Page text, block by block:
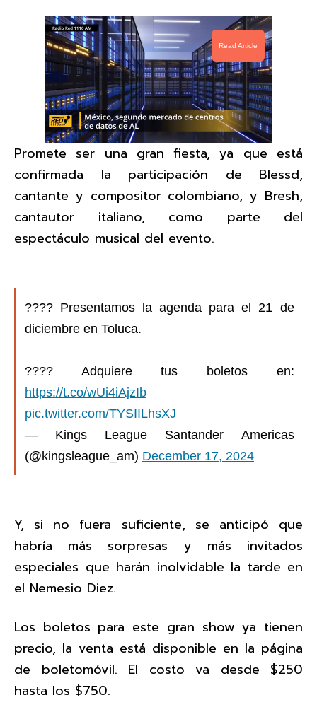
Read Article
Promete ser una gran fiesta, ya que está
confirmada la participación de Blessd,
cantante y compositor colombiano, y Bresh,
cantautor italiano, como parte del
espectáculo musical del evento.
????​ Presentamos la agenda para el 21 de
diciembre en Toluca.
????️ Adquiere tus boletos en:
https://t.co/wUi4iAjzIb
pic.twitter.com/TYSIILhsXJ
— Kings League Santander Americas
(@kingsleague_am) December 17, 2024
Y, si no fuera suficiente, se anticipó que
habría más sorpresas y más invitados
especiales que harán inolvidable la tarde en
el Nemesio Diez.
Los boletos para este gran show ya tienen
precio, la venta está disponible en la página
de boletomóvil. El costo va desde $250
hasta los $750.